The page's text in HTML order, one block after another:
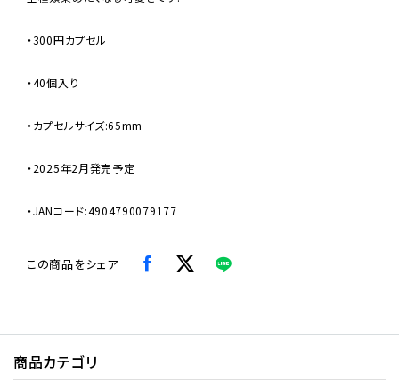
・300円カプセル
・40個入り
・カプセルサイズ:65mm
・2025年2月発売予定
・JANコード:4904790079177
この商品をシェア
商品カテゴリ